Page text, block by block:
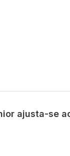
ajusta-se